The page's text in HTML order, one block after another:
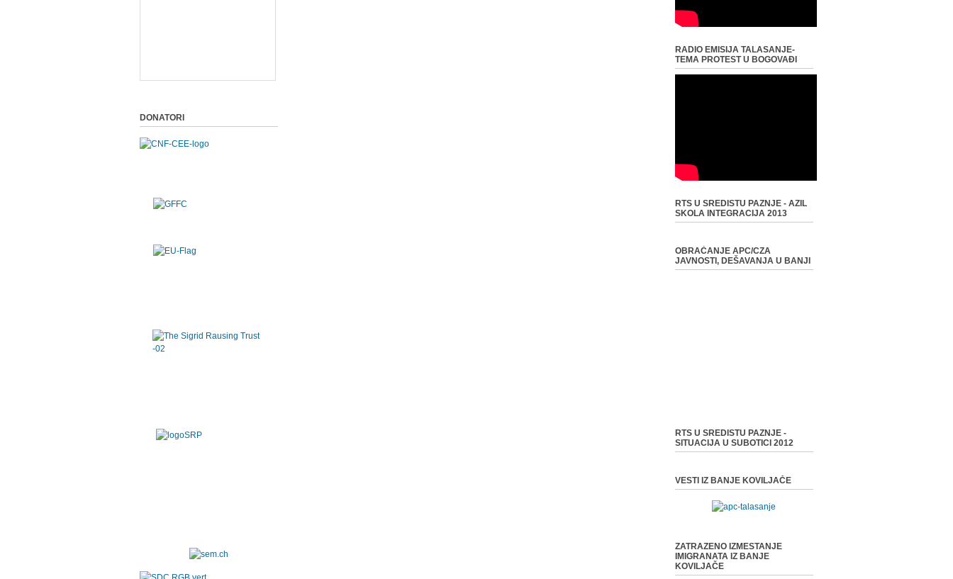
DONATORI
RADIO EMISIJA TALASANJE-
TEMA PROTEST U BOGOVAĐI
RTS U SREDISTU PAZNJE - AZIL
SKOLA INTEGRACIJA 2013
OBRAĆANJE APC/CZA
JAVNOSTI, DEŠAVANJA U BANJI
RTS U SREDISTU PAZNJE -
SITUACIJA U SUBOTICI 2012
VESTI IZ BANJE KOVILJAČE
ZATRAZENO IZMESTANJE
IMIGRANATA IZ BANJE
KOVILJAČE